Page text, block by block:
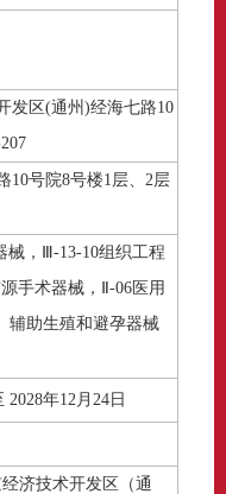
发区(通州)经海七路10
10号院8号楼1层、2层
，Ⅲ-13-10组织工程
手术器械，Ⅱ-06医用
辅助生殖和避孕器械
2028年12月24日
经济技术开发区（通